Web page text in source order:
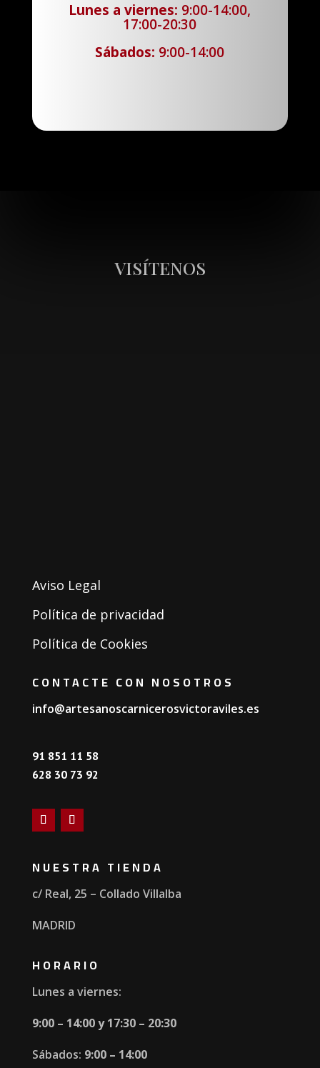
Lunes a viernes: 9:00-14:00,
17:00-20:30
Sábados: 9:00-14:00
VISÍTENOS
Aviso Legal
Política de privacidad
Política de Cookies
CONTACTE CON NOSOTROS
info@artesanoscarnicerosvictoraviles.es
91 851 11 58
628 30 73 92
NUESTRA TIENDA
c/ Real, 25 – Collado Villalba
MADRID
HORARIO
Lunes a viernes:
9:00 – 14:00 y17:30 – 20:30
Sábados: 9:00 – 14:00